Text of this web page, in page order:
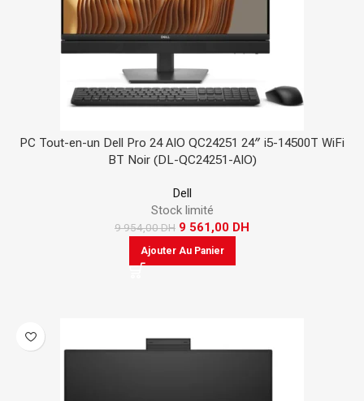
PC Tout-en-un Dell Pro 24 AIO QC24251 24″ i5-14500T WiFi
BT Noir (DL-QC24251-AIO)
Dell
Stock limité
9 954,00DH 9 561,00 DH
Ajouter Au Panier